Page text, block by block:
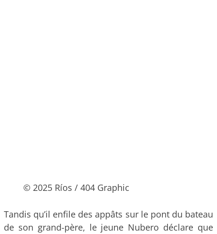
© 2025 Ríos / 404 Graphic
Tandis qu’il enfile des appâts sur le pont du bateau
de son grand-père, le jeune Nubero déclare que